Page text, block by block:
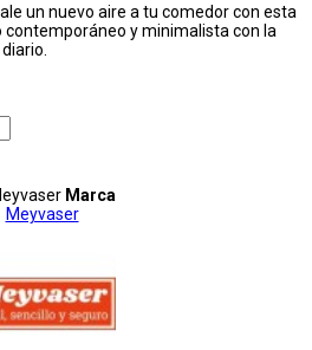
un nuevo aire a tu comedor con esta
y minimalista con la
Marca
Meyvaser